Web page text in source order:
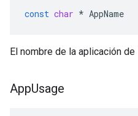
const char * AppName
El nombre de la aplicación
AppUsage